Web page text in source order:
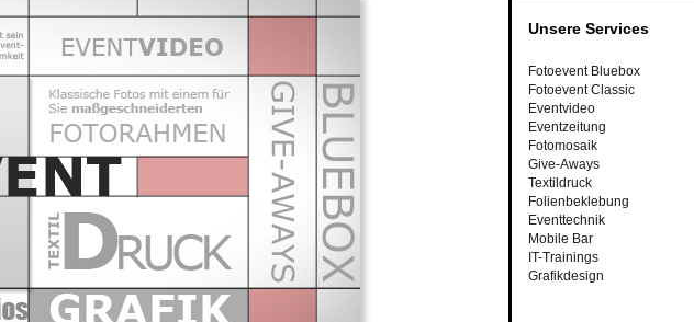
Unsere Services
Fotoevent Bluebox
Fotoevent Classic
Eventvideo
Eventzeitung
Fotomosaik
Give-Aways
Textildruck
Folienbeklebung
Eventtechnik
Mobile Bar
IT-Trainings
Grafikdesign